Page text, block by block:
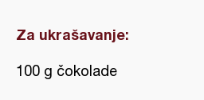
Za ukrašavanje:
100 g čokolade